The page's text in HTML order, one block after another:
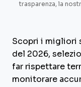
trasparenza, la
Scopri i migliori
del 2026,
far rispettare
monitorare